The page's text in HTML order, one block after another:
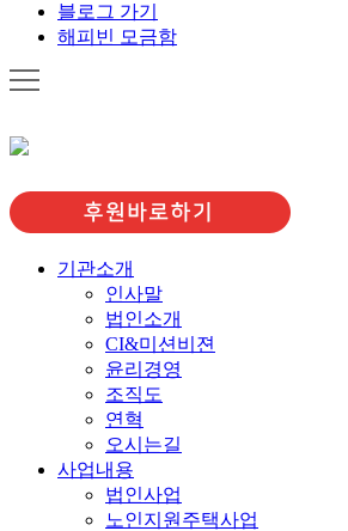
블로그 가기
해피빈 모금함
기관소개
인사말
법인소개
CI&미션비젼
윤리경영
조직도
연혁
오시는길
사업내용
법인사업
노인지원주택사업